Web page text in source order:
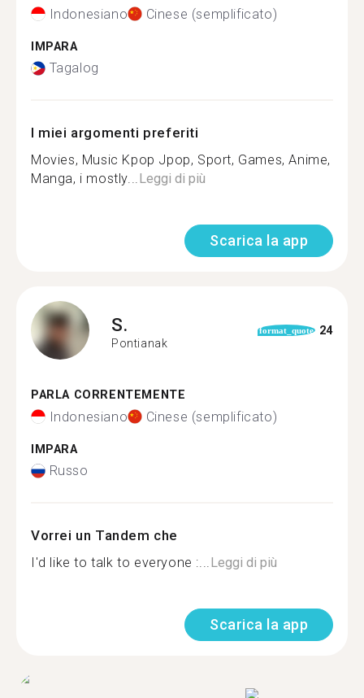
Indonesiano Cinese (semplificato)
IMPARA
Tagalog
I miei argomenti preferiti
Movies, Music Kpop Jpop, Sport, Games, Anime,
Manga, i mostly...Leggi di più
Scarica la app
S.
Pontianak
format_quote 24
PARLA CORRENTEMENTE
Indonesiano Cinese (semplificato)
IMPARA
Russo
Vorrei un Tandem che
I'd like to talk to everyone :...Leggi di più
Scarica la app